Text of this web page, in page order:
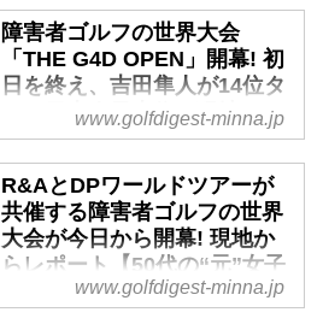
編】 - みんなのゴルフダイジ
ェスト
今年3月に筑波大学社会人大学院
を無事の修了し、”女子大生”とい
う肩書がなくなった週刊ゴルフダ
イジェスト編集部Y。R＆AとDP
ワールドツアーが共催する障害者
ゴルフの世界大会「THE G4D
OPEN」の現場からの2日目の様
子をレポート!
障害者ゴルフの世界大会
「THE G4D OPEN」開幕! 初
日を終え、吉田隼人が14位タ
イで日本人最上位。現地から
レポート【50代の“元”女子大
生が学ぶゴルフとリハビリテ
ーション・番外編】 - みんな
のゴルフダイジェスト
今年3月に筑波大学社会人大学院
を無事の修了し、”女子大生”とい
う肩書がなくなった週刊ゴルフダ
www.golfdigest-minna.jp
R&AとDPワールドツアーが
共催する障害者ゴルフの世界
大会が今日から開幕! 現地か
らレポート【50代の“元”女子
大生が学ぶゴルフとリハビリ
www.golfdigest-minna.jp